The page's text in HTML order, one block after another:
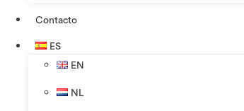
Contacto
ES
EN
NL